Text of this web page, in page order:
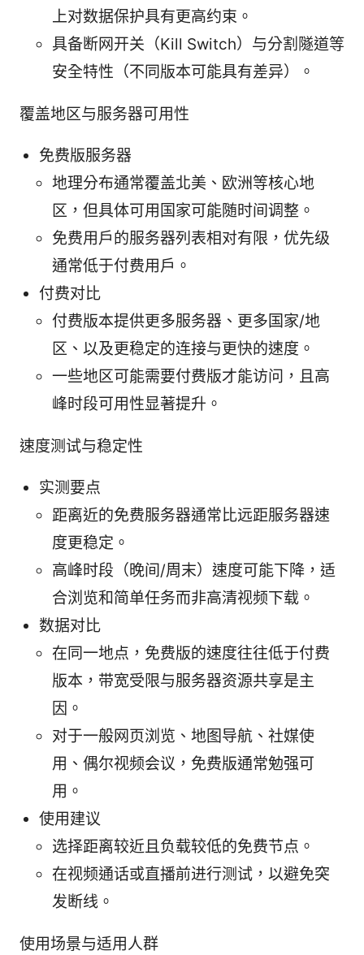
上对数据保护具有更高约束。
具备断网开关（Kill Switch）与分割隧道等
安全特性（不同版本可能具有差异）。
覆盖地区与服务器可用性
免费版服务器
地理分布通常覆盖北美、欧洲等核心地
区，但具体可用国家可能随时间调整。
免费用户的服务器列表相对有限，优先级
通常低于付费用户。
付费对比
付费版本提供更多服务器、更多国家/地
区、以及更稳定的连接与更快的速度。
一些地区可能需要付费版才能访问，且高
峰时段可用性显著提升。
速度测试与稳定性
实测要点
距离近的免费服务器通常比远距服务器速
度更稳定。
高峰时段（晚间/周末）速度可能下降，适
合浏览和简单任务而非高清视频下载。
数据对比
在同一地点，免费版的速度往往低于付费
版本，带宽受限与服务器资源共享是主
因。
对于一般网页浏览、地图导航、社媒使
用、偶尔视频会议，免费版通常勉强可
用。
使用建议
选择距离较近且负载较低的免费节点。
在视频通话或直播前进行测试，以避免突
发断线。
使用场景与适用人群